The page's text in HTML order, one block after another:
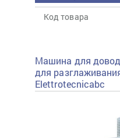
Код товара
Машина для
для
Elettrotecnicabc